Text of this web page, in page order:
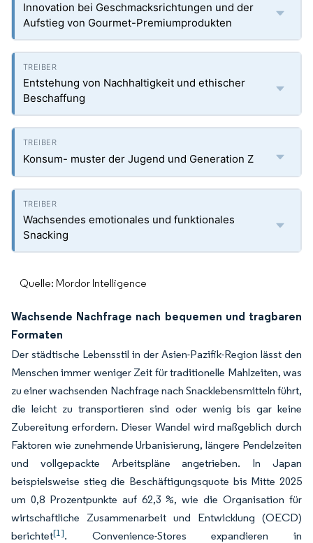
Innovation bei Geschmacksrichtungen und der
Aufstieg von Gourmet-Premiumprodukten
Entstehung von Nachhaltigkeit und ethischer
Beschaffung
Konsum- muster der Jugend und Generation Z
Wachsendes emotionales und funktionales
Snacking
Quelle: Mordor Intelligence
Wachsende Nachfrage nach bequemen und tragbaren
Formaten
Der städtische Lebensstil in der Asien-Pazifik-Region lässt den
Menschen immer weniger Zeit für traditionelle Mahlzeiten, was
zu einer wachsenden Nachfrage nach Snacklebensmitteln führt,
die leicht zu transportieren sind oder wenig bis gar keine
Zubereitung erfordern. Dieser Wandel wird maßgeblich durch
Faktoren wie zunehmende Urbanisierung, längere Pendelzeiten
und vollgepackte Arbeitspläne angetrieben. In Japan
beispielsweise stieg die Beschäftigungsquote bis Mitte 2025
um 0,8 Prozentpunkte auf 62,3 %, wie die Organisation für
wirtschaftliche Zusammenarbeit und Entwicklung (OECD)
berichtet[1]. Convenience-Stores expandieren in